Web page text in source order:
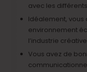
avec les
Idéalement, vous
environnement
l’industrie
Vous avez de